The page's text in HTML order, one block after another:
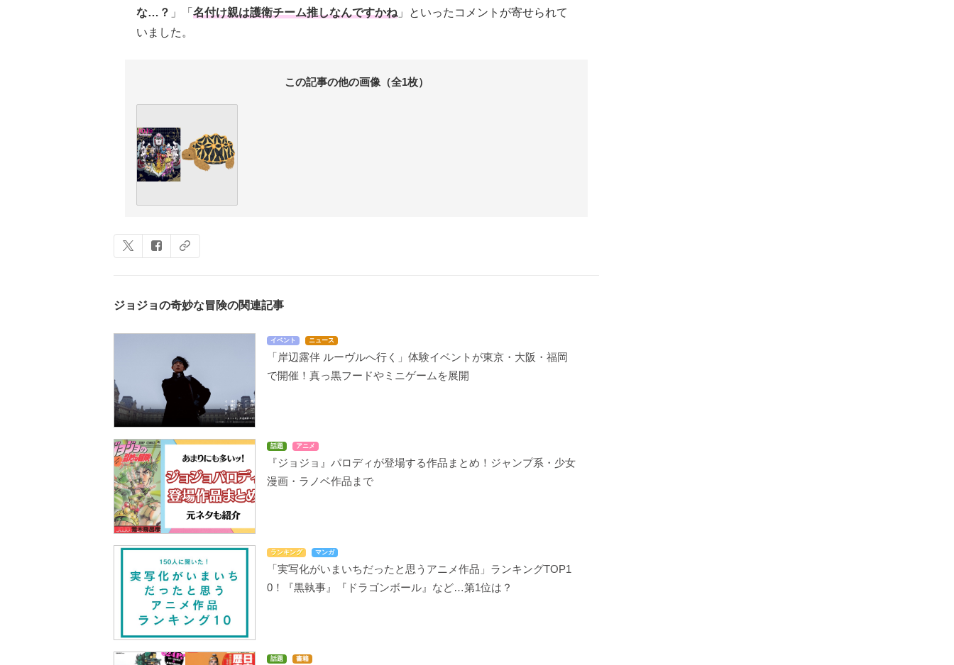
な…？ 」「 名付け親は護衛チーム推しなんですかね 」といったコメントが寄せられて
いました。
この記事の他の画像（全1枚）
ジョジョの奇妙な冒険の関連記事
イベント ニュース
「岸辺露伴 ルーヴルへ行く」体験イベントが東京・大阪・福岡
で開催！真っ黒フードやミニゲームを展開
話題 アニメ
『ジョジョ』パロディが登場する作品まとめ！ジャンプ系・少女
漫画・ラノベ作品まで
ランキング マンガ
「実写化がいまいちだったと思うアニメ作品」ランキングTOP1
0！『黒執事』『ドラゴンボール』など…第1位は？
話題 書籍